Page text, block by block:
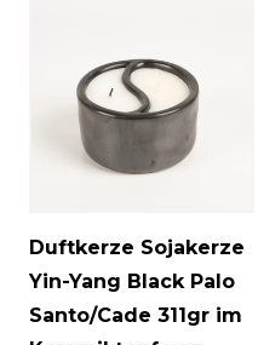
Duftkerze Sojakerze
Yin-Yang Black Palo
Santo/Cade 311gr im